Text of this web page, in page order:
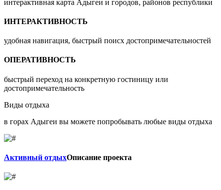
интерактивная карта Адыгеи и городов, районов республики
ИНТЕРАКТИВНОСТЬ
удобная навигация, быстрый поисх достопримечательностей
ОПЕРАТИВНОСТЬ
быстрый переход на конкретную гостиницу или
достопримечательность
Виды отдыха
в горах Адыгеи вы можете попробывать любые виды отдыха
Активный отдыхОписание проекта